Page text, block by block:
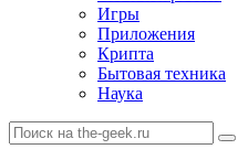
Игры
Приложения
Крипта
Бытовая техника
Наука